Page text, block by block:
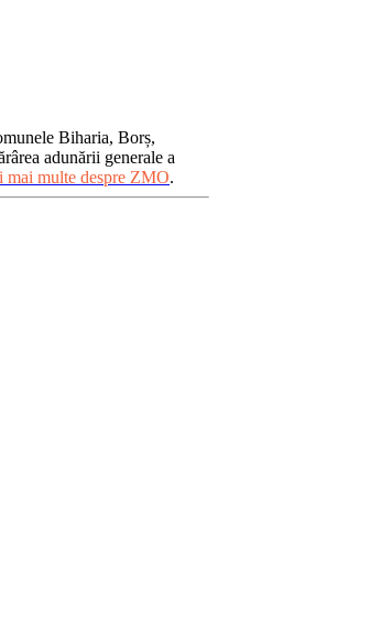
Biharia, Borș,
adunării generale a
mai multe despre ZMO.